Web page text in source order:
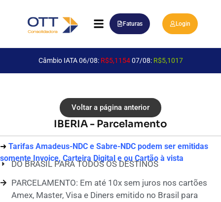
Faturas Login
Câmbio IATA 06/08: R$5,115407/08: R$5,1017
Voltar a página anterior
IBERIA - Parcelamento
➜ Tarifas Amadeus-NDC e Sabre-NDC podem ser emitidas
somente Invoice, Carteira Digital e ou Cartão à vista
DO BRASIL PARA TODOS OS DESTINOS
PARCELAMENTO: Em até 10x sem juros nos cartões
Amex, Master, Visa e Diners emitido no Brasil para